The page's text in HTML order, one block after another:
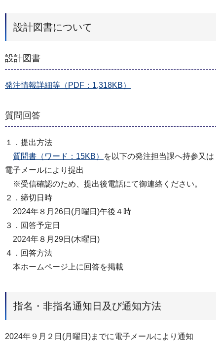
設計図書について
設計図書
発注情報詳細等（PDF：1,318KB）
質問回答
１．提出方法
質問書（ワード：15KB）
を以下の発注担当課へ持参又は
電子メールにより提出
※受信確認のため、提出後電話にて御連絡ください。
２．締切日時
2024年８月26日(月曜日)午後４時
３．回答予定日
2024年８月29日(木曜日)
４．回答方法
本ホームページ上に回答を掲載
指名・非指名通知日及び通知方法
2024年９月２日(月曜日)までに電子メールにより通知